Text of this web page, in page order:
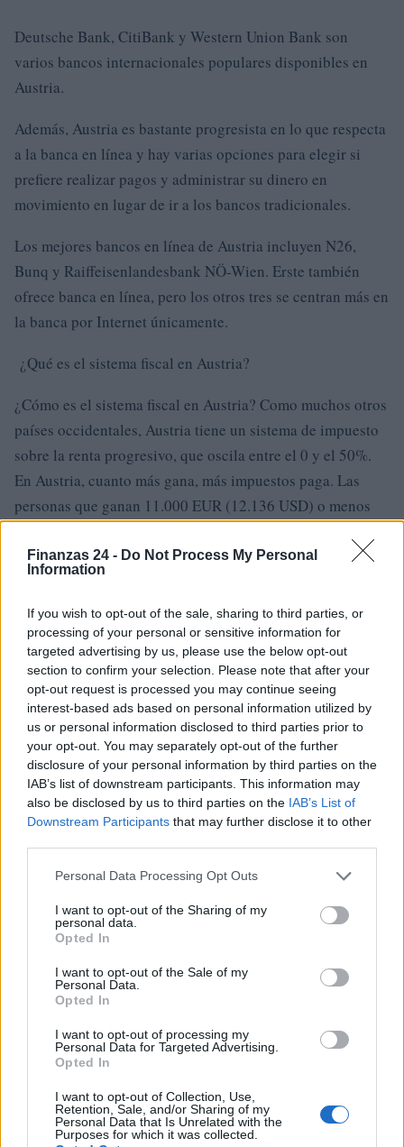
Finanzas 24 - Do Not Process My Personal
Information
If you wish to opt-out of the sale, sharing to third parties, or
processing of your personal or sensitive information for
targeted advertising by us, please use the below opt-out
section to confirm your selection. Please note that after your
opt-out request is processed you may continue seeing
interest-based ads based on personal information utilized by
us or personal information disclosed to third parties prior to
your opt-out. You may separately opt-out of the further
disclosure of your personal information by third parties on the
IAB’s list of downstream participants. This information may
also be disclosed by us to third parties on the IAB’s List of
Downstream Participants that may further disclose it to other
Please note that this website/app uses one or more Google
not limited to your visit or usage behaviour. You may click to
grant or deny consent to Google and its third-party tags to
use your data for below specified purposes in below Google
consent section.
Personal Data Processing Opt Outs
I want to opt-out of the Sharing of my
personal data.
Opted In
I want to opt-out of the Sale of my
Personal Data.
Opted In
I want to opt-out of processing my
Personal Data for Targeted Advertising.
Opted In
I want to opt-out of Collection, Use,
Retention, Sale, and/or Sharing of my
Personal Data that Is Unrelated with the
Purposes for which it was collected.
Deutsche Bank, CitiBank y Western Union Bank son
varios bancos internacionales populares disponibles en
Austria.
Además, Austria es bastante progresista en lo que respecta
a la banca en línea y hay varias opciones para elegir si
prefiere realizar pagos y administrar su dinero en
movimiento en lugar de ir a los bancos tradicionales.
Los mejores bancos en línea de Austria incluyen N26,
Bunq y Raiffeisenlandesbank NÖ-Wien. Erste también
ofrece banca en línea, pero los otros tres se centran más en
la banca por Internet únicamente.
¿Qué es el sistema fiscal en Austria?
¿Cómo es el sistema fiscal en Austria? Como muchos otros
países occidentales, Austria tiene un sistema de impuesto
sobre la renta progresivo, que oscila entre el 0 y el 50%.
En Austria, cuanto más gana, más impuestos paga. Las
personas que ganan 11.000 EUR (12.136 USD) o menos
renta.
Hay cuatro bandas impositivas que separan diferentes
niveles de ingresos en el país alpino. Comienzan en el
25% para las ganancias superiores a 11.000 EUR y suben
hasta el 55% para las ganancias superiores a 1.000.000
EUR.
Tramos del impuesto sobre la renta en Austria
Ingresos (EUR) Ingresos (USD)
Impuesto (%)
11.001 – 18.000
12,137 – 19,860
18.001 – 25.000
25.001 – 31.000
27.584 – 34.200
31,001 – 60,000
60.001 – 90.000
66,201 – 99,300
Más de 1.000.000
Más de 1,110,335